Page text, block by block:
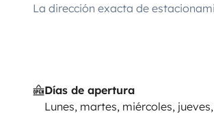
La dirección exacta de
Días de apertura
Lunes, martes, miércoles,